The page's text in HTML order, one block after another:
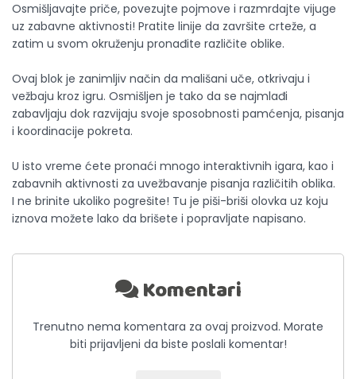
Osmišljavajte priče, povezujte pojmove i razmrdajte vijuge
uz zabavne aktivnosti! Pratite linije da završite crteže, a
zatim u svom okruženju pronađite različite oblike.
Ovaj blok je zanimljiv način da mališani uče, otkrivaju i
vežbaju kroz igru. Osmišljen je tako da se najmlađi
zabavljaju dok razvijaju svoje sposobnosti pamćenja, pisanja
i koordinacije pokreta.
U isto vreme ćete pronaći mnogo interaktivnih igara, kao i
zabavnih aktivnosti za uvežbavanje pisanja različitih oblika.
I ne brinite ukoliko pogrešite! Tu je piši-briši olovka uz koju
iznova možete lako da brišete i popravljate napisano.
Komentari
Trenutno nema komentara za ovaj proizvod. Morate
biti prijavljeni da biste poslali komentar!